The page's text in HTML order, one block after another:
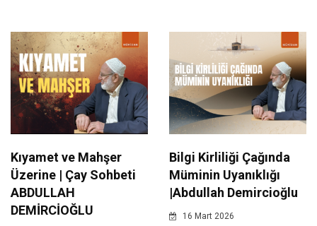
Kıyamet ve Mahşer
Üzerine | Çay Sohbeti
ABDULLAH
DEMİRCİOĞLU
Bilgi Kirliliği Çağında
Müminin Uyanıklığı
|Abdullah Demircioğlu
16 Mart 2026